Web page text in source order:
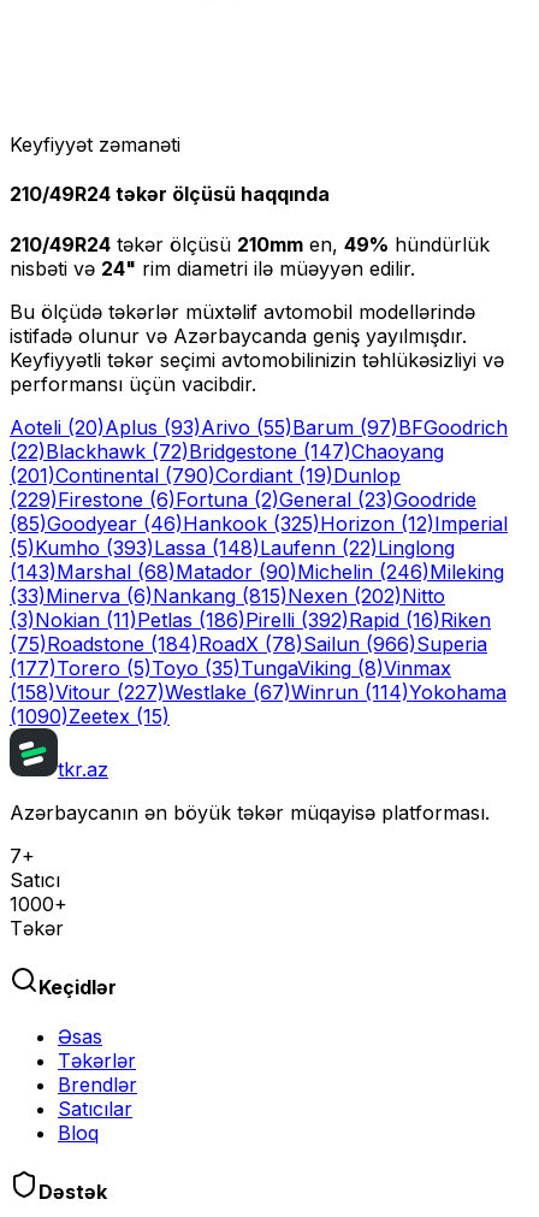
Keyfiyyət zəmanəti
210/49R24 təkər ölçüsü haqqında
210/49R24 təkər ölçüsü 210mm en, 49% hündürlük
nisbəti və 24" rim diametri ilə müəyyən edilir.
Bu ölçüdə təkərlər müxtəlif avtomobil modellərində
istifadə olunur və Azərbaycanda geniş yayılmışdır.
Keyfiyyətli təkər seçimi avtomobilinizin təhlükəsizliyi və
performansı üçün vacibdir.
Aoteli (20)Aplus (93)Arivo (55)Barum (97)BFGoodrich
(22)Blackhawk (72)Bridgestone (147)Chaoyang
(201)Continental (790)Cordiant (19)Dunlop
(229)Firestone (6)Fortuna (2)General (23)Goodride
(85)Goodyear (46)Hankook (325)Horizon (12)Imperial
(5)Kumho (393)Lassa (148)Laufenn (22)Linglong
(143)Marshal (68)Matador (90)Michelin (246)Mileking
(33)Minerva (6)Nankang (815)Nexen (202)Nitto
(3)Nokian (11)Petlas (186)Pirelli (392)Rapid (16)Riken
(75)Roadstone (184)RoadX (78)Sailun (966)Superia
(177)Torero (5)Toyo (35)TungaViking (8)Vinmax
(158)Vitour (227)Westlake (67)Winrun (114)Yokohama
(1090)Zeetex (15)
tkr.az
Azərbaycanın ən böyük təkər müqayisə platforması.
7+
Satıcı
1000+
Təkər
Keçidlər
Əsas
Təkərlər
Brendlər
Satıcılar
Bloq
Dəstək